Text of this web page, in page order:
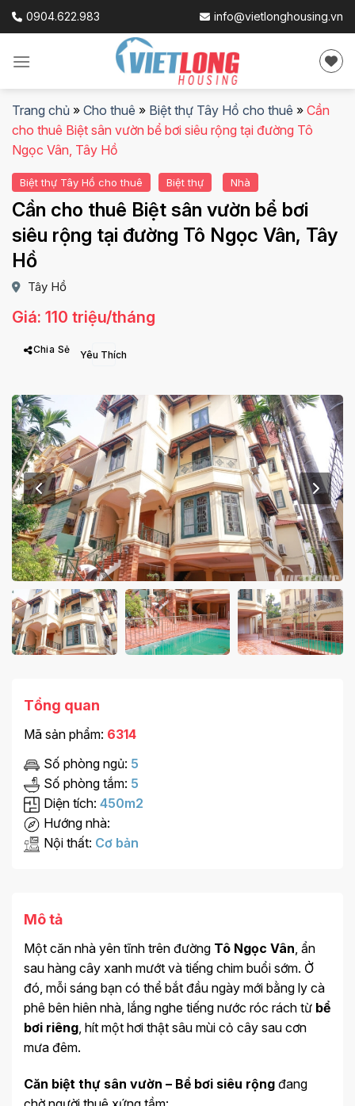
Skip
0904.622.983 info@vietlonghousing.vn
Trang chủ » Cho thuê » Biệt thự Tây Hồ cho thuê » Cần
cho thuê Biệt sân vườn bể bơi siêu rộng tại đường Tô
Ngọc Vân, Tây Hồ
Biệt thự Tây Hồ cho thuê Biệt thự Nhà
Cần cho thuê Biệt sân vườn bể bơi
siêu rộng tại đường Tô Ngọc Vân, Tây
Hồ
Tây Hồ
Giá: 110 triệu/tháng
Chia Sẻ
Tổng quan
Mã sản phẩm: 6314
Số phòng ngủ: 5
Số phòng tắm: 5
Diện tích: 450m2
Hướng nhà:
Nội thất: Cơ bản
Mô tả
Một căn nhà yên tĩnh trên đường Tô Ngọc Vân, ẩn
sau hàng cây xanh mướt và tiếng chim buổi sớm. Ở
đó, mỗi sáng bạn có thể bắt đầu ngày mới bằng ly cà
phê bên hiên nhà, lắng nghe tiếng nước róc rách từ bể
bơi riêng, hít một hơi thật sâu mùi cỏ cây sau cơn
mưa đêm.
Căn biệt thự sân vườn – Bể bơi siêu rộng đang